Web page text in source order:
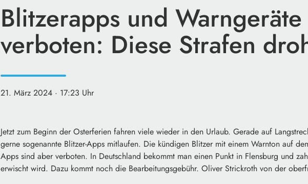
Blitzerapps und Warngeräte
verboten: Diese Strafen
21. März 2024 · 17:23 Uhr
Jetzt zum Beginn der Osterferien fahren viele wieder in den Urlaub. Gerade auf
gerne sogenannte Blitzer-Apps mitlaufen. Die kündigen Blitzer mit einem Warnton auf
Apps sind aber verboten. In Deutschland bekommt man einen Punkt in Flensburg und
erwischt wird. Dazu kommt noch die Bearbeitungsgebühr. Oliver Strickroth von der